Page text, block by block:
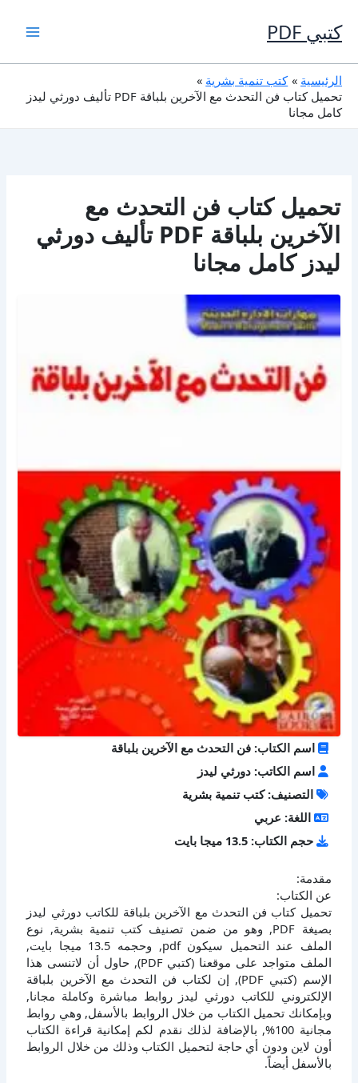
إلى
المحتوى
كتبي PDF
الرئيسية
كتب تنمية بشرية
تحميل كتاب فن التحدث مع الآخرين بلباقة PDF تأليف دورثي ليدز
كامل مجانا
تحميل كتاب فن التحدث مع
الآخرين بلباقة PDF تأليف دورثي
ليدز كامل مجانا
اسم الكتاب: فن التحدث مع الآخرين بلباقة
اسم الكاتب: دورثي ليدز
التصنيف: كتب تنمية بشرية
اللغة: عربي
حجم الكتاب: 13.5 ميجا بايت
مقدمة:
عن الكتاب:
تحميل كتاب فن التحدث مع الآخرين بلباقة للكاتب دورثي ليدز
بصيغة PDF, وهو من ضمن تصنيف كتب تنمية بشرية, نوع
الملف عند التحميل سيكون pdf, وحجمه 13.5 ميجا بايت,
الملف متواجد على موقعنا (كتبي PDF), حاول أن لاتنسى هذا
الإسم (كتبي PDF), إن لكتاب فن التحدث مع الآخرين بلباقة
الإلكتروني للكاتب دورثي ليدز روابط مباشرة وكاملة مجانا,
وبإمكانك تحميل الكتاب من خلال الروابط بالأسفل, وهي روابط
مجانية 100%, بالإضافة لذلك نقدم لكم إمكانية قراءة الكتاب
أون لاين ودون أي حاجة لتحميل الكتاب وذلك من خلال الروابط
بالأسفل أيضاً.